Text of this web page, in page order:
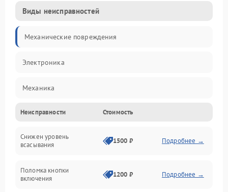
Виды неисправностей
Механические повреждения
Электроника
Механика
Электропитание
Всасывание
Неисправности Стоимость
Снижен уровень
всасывания
1500 ₽ Подробнее →
Поломка кнопки
включения
1200 ₽ Подробнее →